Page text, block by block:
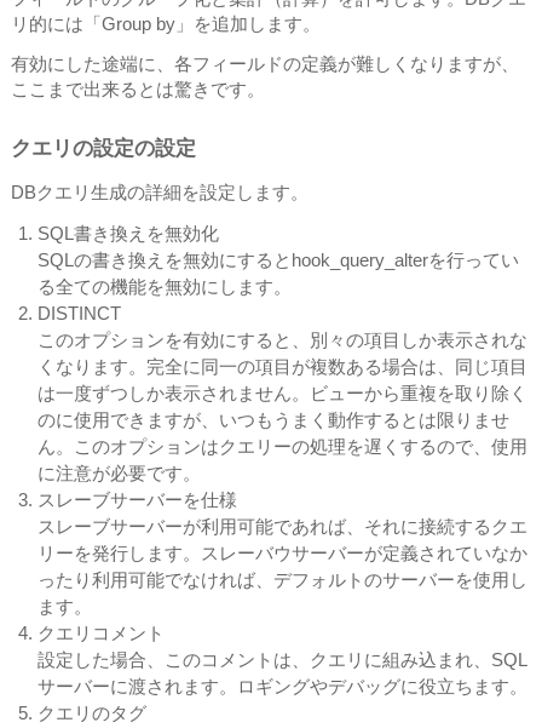
リ的には「Group by」を追加します。
有効にした途端に、各フィールドの定義が難しくなりますが、
ここまで出来るとは驚きです。
クエリの設定の設定
DBクエリ生成の詳細を設定します。
SQL書き換えを無効化
SQLの書き換えを無効にするとhook_query_alterを行ってい
る全ての機能を無効にします。
DISTINCT
このオプションを有効にすると、別々の項目しか表示されな
くなります。完全に同一の項目が複数ある場合は、同じ項目
は一度ずつしか表示されません。ビューから重複を取り除く
のに使用できますが、いつもうまく動作するとは限りませ
ん。このオプションはクエリーの処理を遅くするので、使用
に注意が必要です。
スレーブサーバーを仕様
スレーブサーバーが利用可能であれば、それに接続するクエ
リーを発行します。スレーバウサーバーが定義されていなか
ったり利用可能でなければ、デフォルトのサーバーを使用し
ます。
クエリコメント
設定した場合、このコメントは、クエリに組み込まれ、SQL
サーバーに渡されます。ロギングやデバッグに役立ちます。
クエリのタグ